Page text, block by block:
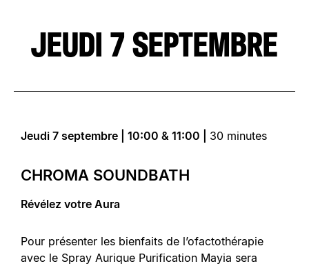
JEUDI 7 SEPTEMBRE
Jeudi 7 septembre | 10:00 & 11:00 | 30 minutes
CHROMA SOUNDBATH
Révélez votre Aura
Pour présenter les bienfaits de l’ofactothérapie
avec le Spray Aurique Purification Mayia sera